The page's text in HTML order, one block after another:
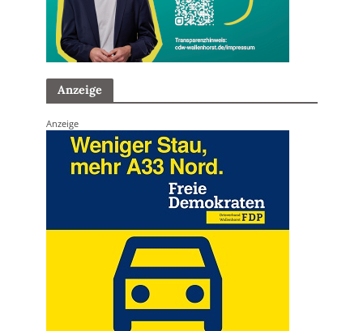
Anzeige
Anzeige